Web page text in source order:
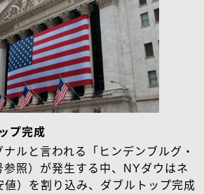
プ完成
ルと言われる「ヒンデンブルグ・
照）が発生する中、NYダウはネ
値）を割り込み、ダブルトップ完成